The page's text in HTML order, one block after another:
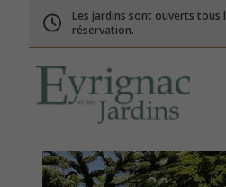
Les jardins sont ouverts tous
réservation.